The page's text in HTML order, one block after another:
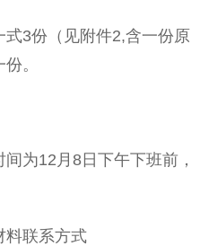
3份（见附件2,含一份原
。
12月8日下午下班前，
联系方式